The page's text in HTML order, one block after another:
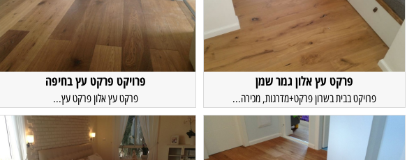
פרקט עץ אלון גמר שמן
פרויקט בבית בשרון פרקט+מדרגות, מכירה...
פרויקט פרקט עץ בחיפה
פרקט עץ אלון פרקט עץ...